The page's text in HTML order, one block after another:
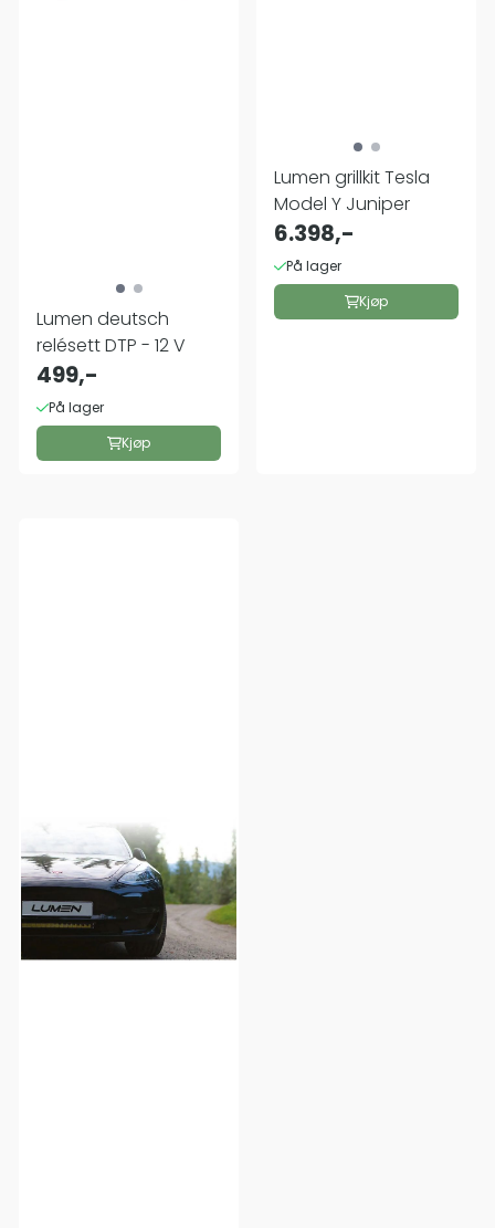
Lumen deutsch
relésett DTP - 12 V
499,-
På lager
Kjøp
Lumen grillkit Tesla
Model Y Juniper
6.398,-
På lager
Kjøp